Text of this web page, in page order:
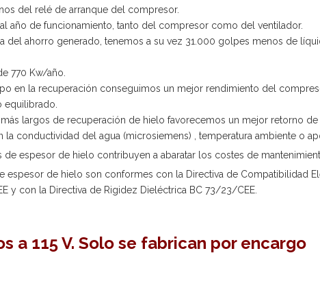
del relé de arranque del compresor.
año de funcionamiento, tanto del compresor como del ventilador.
del ahorro generado, tenemos a su vez 31.000 golpes menos de
770 Kw/año.
en la recuperación conseguimos un mejor rendimiento del
equilibrado.
largos de recuperación de hielo favorecemos un mejor retorno de
la conductividad del agua (microsiemens) , temperatura ambiente o
espesor de hielo contribuyen a abaratar los costes de
espesor de hielo son conformes con la Directiva de Compatibilidad
y con la Directiva de Rigidez Dieléctrica BC 73/23/CEE.
a 115 V. Solo se fabrican por encargo